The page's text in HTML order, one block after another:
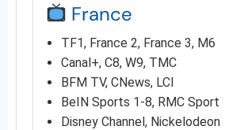
France
TF1, France 2, France 3, M6
Canal+, C8, W9, TMC
BFM TV, CNews, LCI
BeIN Sports 1-8, RMC Sport
Disney Channel, Nickelodeon